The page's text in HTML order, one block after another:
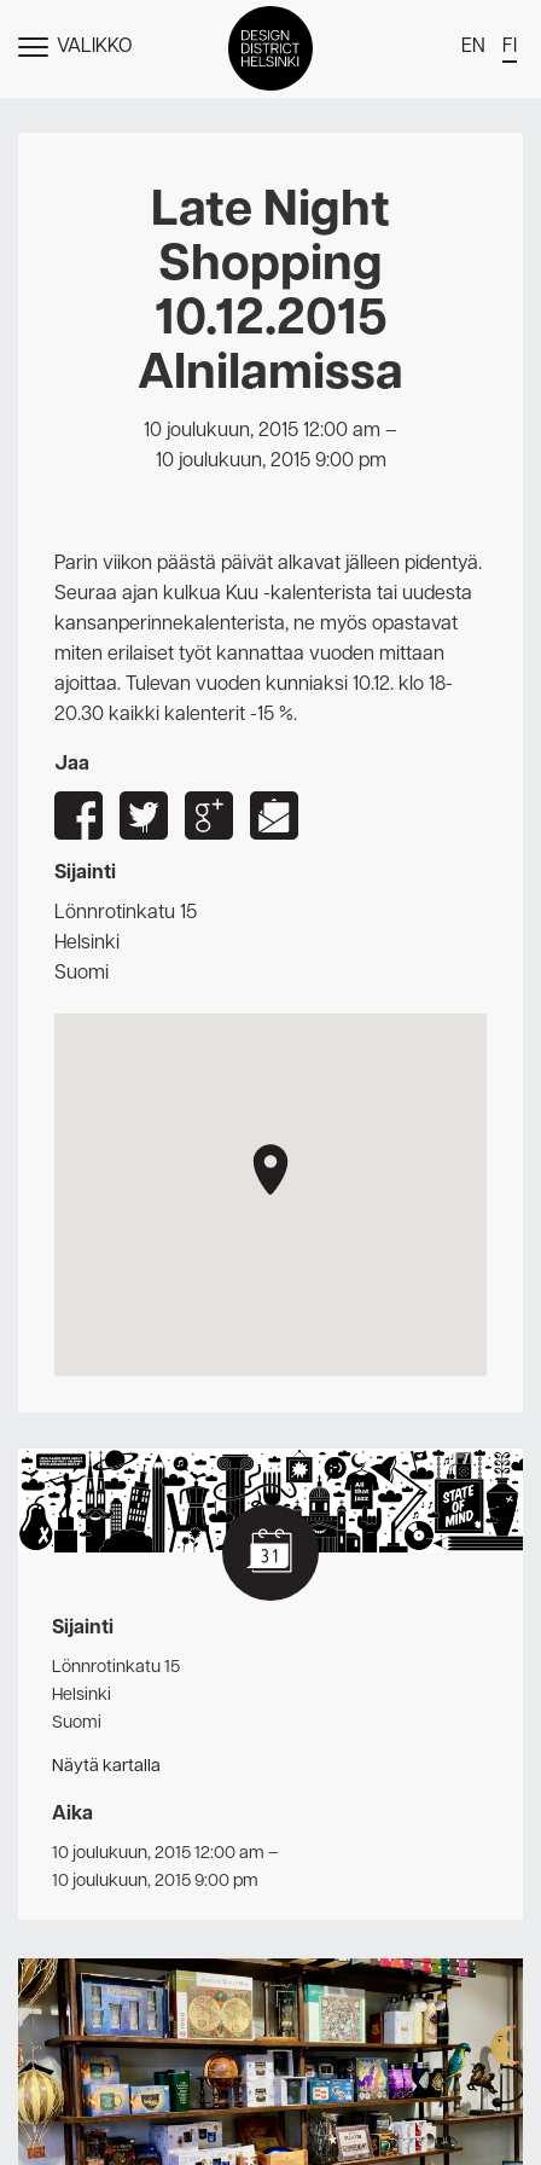
NÄYTÄVALIKKO EN FI
Jäsenet
Tapahtumat
Uutiset
Medialle
Meistä
Design District Helsingin jäsenyydestä
Ota yhteyttä
Late Night
Shopping
10.12.2015
Alnilamissa
10 joulukuun, 2015 12:00 am –
10 joulukuun, 2015 9:00 pm
Parin viikon päästä päivät alkavat jälleen pidentyä.
Seuraa ajan kulkua Kuu -kalenterista tai uudesta
kansanperinnekalenterista, ne myös opastavat
miten erilaiset työt kannattaa vuoden mittaan
ajoittaa. Tulevan vuoden kunniaksi 10.12. klo 18-
20.30 kaikki kalenterit -15 %.
Jaa
Sijainti
Lönnrotinkatu 15
Helsinki
Suomi
Sijainti
Lönnrotinkatu 15
Helsinki
Suomi
Näytä kartalla
Aika
10 joulukuun, 2015 12:00 am –
10 joulukuun, 2015 9:00 pm